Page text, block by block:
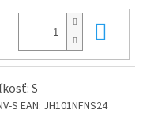
S
S EAN: JH101NFNS24